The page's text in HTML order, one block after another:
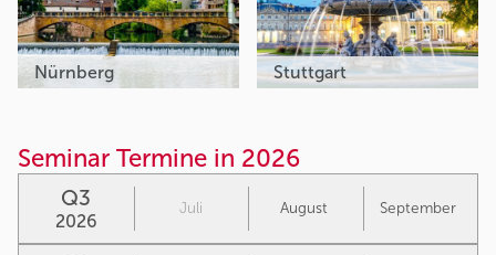
Nürnberg Stuttgart
Seminar Termine in 2026
Q3
2026
Juli August September